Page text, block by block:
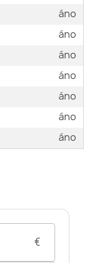
áno
áno
áno
áno
áno
áno
áno